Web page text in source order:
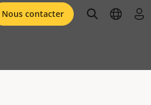
Nous contacter openopen